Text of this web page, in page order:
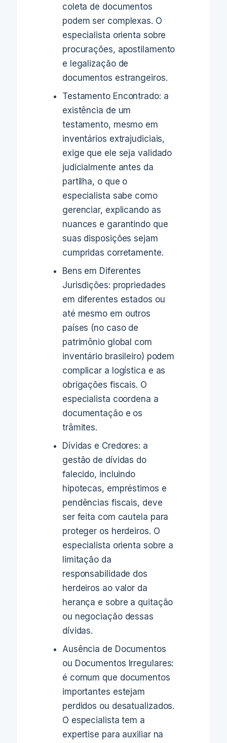
coleta de documentos
podem ser complexas. O
especialista orienta sobre
procurações, apostilamento
e legalização de
documentos estrangeiros.
Testamento Encontrado: a
existência de um
testamento, mesmo em
inventários extrajudiciais,
exige que ele seja validado
judicialmente antes da
partilha, o que o
especialista sabe como
gerenciar, explicando as
nuances e garantindo que
suas disposições sejam
cumpridas corretamente.
Bens em Diferentes
Jurisdições: propriedades
em diferentes estados ou
até mesmo em outros
países (no caso de
patrimônio global com
inventário brasileiro) podem
complicar a logística e as
obrigações fiscais. O
especialista coordena a
documentação e os
trâmites.
Dívidas e Credores: a
gestão de dívidas do
falecido, incluindo
hipotecas, empréstimos e
pendências fiscais, deve
ser feita com cautela para
proteger os herdeiros. O
especialista orienta sobre a
limitação da
responsabilidade dos
herdeiros ao valor da
herança e sobre a quitação
ou negociação dessas
dívidas.
Ausência de Documentos
ou Documentos Irregulares:
é comum que documentos
importantes estejam
perdidos ou desatualizados.
O especialista tem a
expertise para auxiliar na